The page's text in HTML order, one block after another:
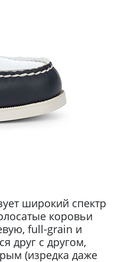
широкий спектр
коровьи
full-grain и
друг с другом,
(изредка даже